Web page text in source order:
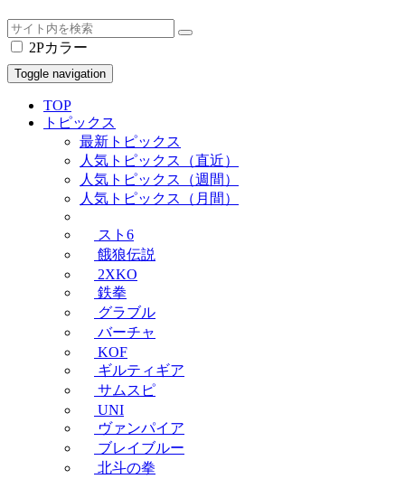
2Pカラー
Toggle navigation
TOP
トピックス
最新トピックス
人気トピックス（直近）
人気トピックス（週間）
人気トピックス（月間）
スト6
餓狼伝説
2XKO
鉄拳
グラブル
バーチャ
KOF
ギルティギア
サムスピ
UNI
ヴァンパイア
ブレイブルー
北斗の拳